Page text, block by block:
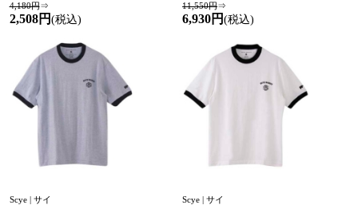
4,180円⇒
2,508円 (税込)
11,550円⇒
6,930円(税込)
Scye | サイ Scye | サイ